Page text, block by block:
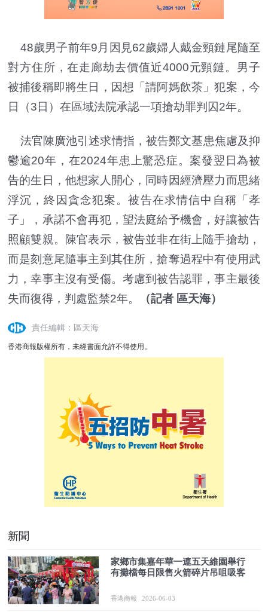
48歲男子前年9月因見62歲婦人戴金頸鏈尾隨至
對方住所，在走廊劫去價值近4000元頸鏈。男子
被捕後稱即將生日，因想「請阿媽飲茶」犯案，今
日（3日）在區域法院承認一項搶劫罪判囚2年。
法官陳廣池引述求情指，被告鄭文基患焦慮及抑
鬱逾20年，在2024年患上驚恐症。案發翌日為被
告的生日，他想家人開心，同時因經濟壓力而思緒
浮沉，終因貪念犯案。被告在求情信中自稱「孝
子」，承諾不會再犯，望法庭給予機會，好讓被告
照顧雙親。陳官表示，被告並非在街上隨手搶劫，
而是刻意尾隨事主到其住所，搶奪過程中有使用武
力，幸事主沒有受傷。考慮到被告認罪，事主最後
失而復得，判處監禁2年。
（記者 區天海）
責任編輯：區天海
香港商報版權所有，未經書面允許不得使用。
新聞
家鄉市集嘉年華一連五天維園舉行
有攤檔每日限售火箭碎片吊咀吸客
香港商報 2026-06-03